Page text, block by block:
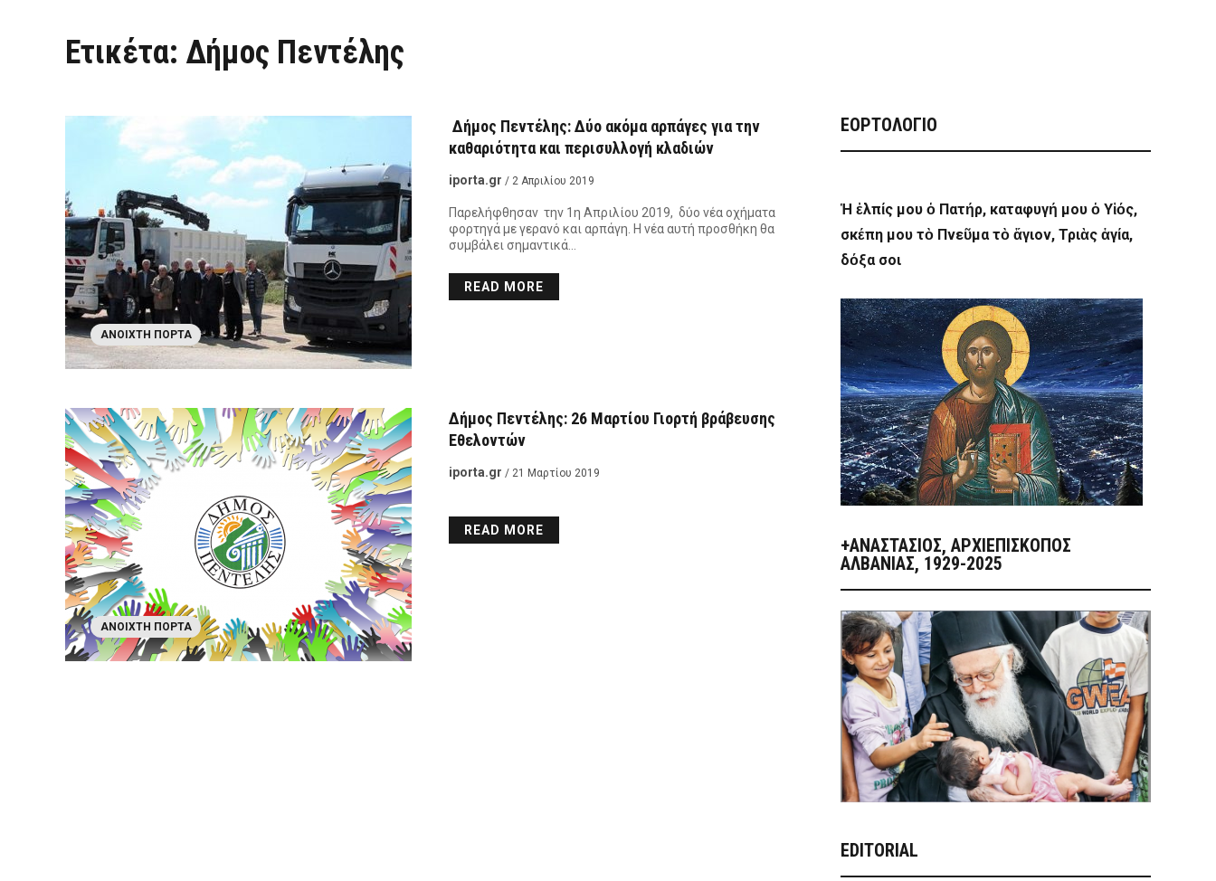
Ετικέτα: Δήμος Πεντέλης
ΑΝΟΙΧΤΉ ΠΌΡΤΑ
Δήμος Πεντέλης: Δύο ακόμα αρπάγες για την
καθαριότητα και περισυλλογή κλαδιών
iporta.gr / 2 Απριλίου 2019
Παρελήφθησαν την 1η Απριλίου 2019, δύο νέα οχήματα
φορτηγά με γερανό και αρπάγη. Η νέα αυτή προσθήκη θα
συμβάλει σημαντικά…
READ MORE
ΑΝΟΙΧΤΉ ΠΌΡΤΑ
Δήμος Πεντέλης: 26 Μαρτίου Γιορτή βράβευσης
Εθελοντών
iporta.gr / 21 Μαρτίου 2019
READ MORE
ΕΟΡΤΟΛΟΓΙΟ
Ἡ ἐλπίς μου ὁ Πατήρ, καταφυγή μου ὁ Υἱός,
σκέπη μου τὸ Πνεῦμα τὸ ἅγιον, Τριὰς ἁγία,
δόξα σοι
+ΑΝΑΣΤΆΣΙΟΣ, ΑΡΧΙΕΠΊΣΚΟΠΟΣ
ΑΛΒΑΝΊΑΣ, 1929-2025
EDITORIAL